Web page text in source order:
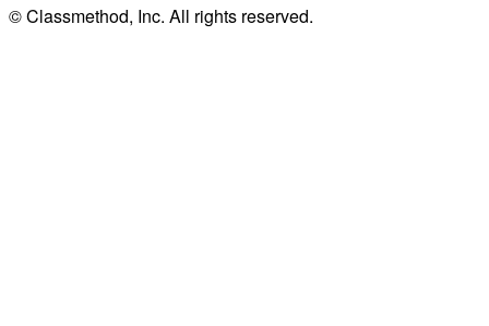
© Classmethod, Inc. All rights reserved.